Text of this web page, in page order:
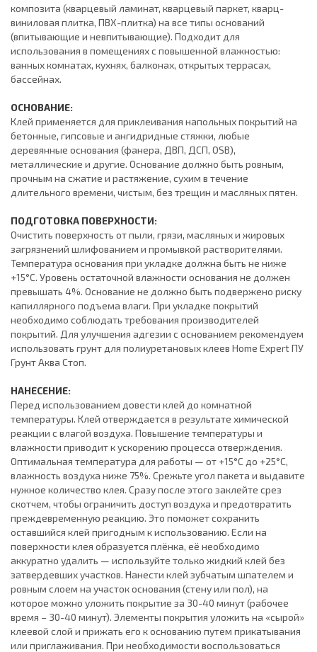
композита (кварцевый ламинат, кварцевый паркет, кварц-
виниловая плитка, ПВХ-плитка) на все типы оснований
(впитывающие и невпитывающие). Подходит для
использования в помещениях с повышенной влажностью:
ванных комнатах, кухнях, балконах, открытых террасах,
бассейнах.
ОСНОВАНИЕ:
Клей применяется для приклеивания напольных покрытий на
бетонные, гипсовые и ангидридные стяжки, любые
деревянные основания (фанера, ДВП, ДСП, OSB),
металлические и другие. Основание должно быть ровным,
прочным на сжатие и растяжение, сухим в течение
длительного времени, чистым, без трещин и масляных пятен.
ПОДГОТОВКА ПОВЕРХНОСТИ:
Очистить поверхность от пыли, грязи, масляных и жировых
загрязнений шлифованием и промывкой растворителями.
Температура основания при укладке должна быть не ниже
+15°С. Уровень остаточной влажности основания не должен
превышать 4%. Основание не должно быть подвержено риску
капиллярного подъема влаги. При укладке покрытий
необходимо соблюдать требования производителей
покрытий. Для улучшения адгезии с основанием рекомендуем
использовать грунт для полиуретановых клеев Home Expert ПУ
Грунт Аква Стоп.
НАНЕСЕНИЕ:
Перед использованием довести клей до комнатной
температуры. Клей отверждается в результате химической
реакции с влагой воздуха. Повышение температуры и
влажности приводит к ускорению процесса отверждения.
Оптимальная температура для работы — от +15°С до +25°С,
влажность воздуха ниже 75%. Срежьте угол пакета и выдавите
нужное количество клея. Сразу после этого заклейте срез
скотчем, чтобы ограничить доступ воздуха и предотвратить
преждевременную реакцию. Это поможет сохранить
оставшийся клей пригодным к использованию. Если на
поверхности клея образуется плёнка, её необходимо
аккуратно удалить — используйте только жидкий клей без
затвердевших участков. Нанести клей зубчатым шпателем и
ровным слоем на участок основания (стену или пол), на
которое можно уложить покрытие за 30-40 минут (рабочее
время – 30-40 минут). Элементы покрытия уложить на «сырой»
клеевой слой и прижать его к основанию путем прикатывания
или приглаживания. При необходимости воспользоваться